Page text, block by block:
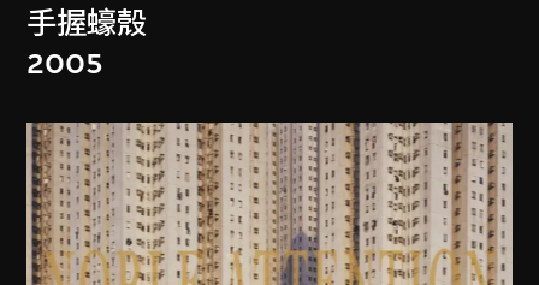
手握蠔殼
2005